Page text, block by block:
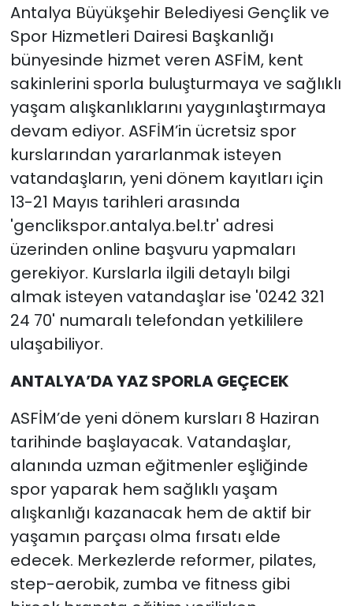
Antalya Büyükşehir Belediyesi Gençlik ve
Spor Hizmetleri Dairesi Başkanlığı
bünyesinde hizmet veren ASFİM, kent
sakinlerini sporla buluşturmaya ve sağlıklı
yaşam alışkanlıklarını yaygınlaştırmaya
devam ediyor. ASFİM’in ücretsiz spor
kurslarından yararlanmak isteyen
vatandaşların, yeni dönem kayıtları için
13-21 Mayıs tarihleri arasında
'genclikspor.antalya.bel.tr' adresi
üzerinden online başvuru yapmaları
gerekiyor. Kurslarla ilgili detaylı bilgi
almak isteyen vatandaşlar ise '0242 321
24 70' numaralı telefondan yetkililere
ulaşabiliyor.
ANTALYA’DA YAZ SPORLA GEÇECEK
ASFİM’de yeni dönem kursları 8 Haziran
tarihinde başlayacak. Vatandaşlar,
alanında uzman eğitmenler eşliğinde
spor yaparak hem sağlıklı yaşam
alışkanlığı kazanacak hem de aktif bir
yaşamın parçası olma fırsatı elde
edecek. Merkezlerde reformer, pilates,
step-aerobik, zumba ve fitness gibi